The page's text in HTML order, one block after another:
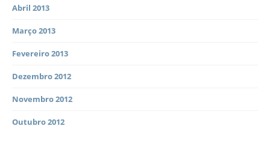
Abril 2013
Março 2013
Fevereiro 2013
Dezembro 2012
Novembro 2012
Outubro 2012